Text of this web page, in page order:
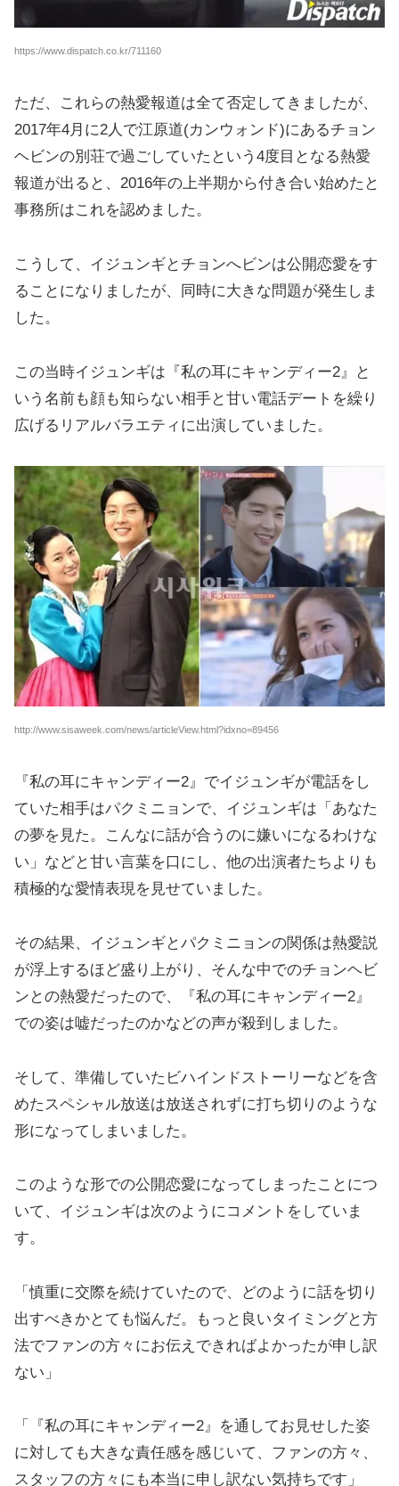
https://www.dispatch.co.kr/711160
ただ、これらの熱愛報道は全て否定してきましたが、
2017年4月に2人で江原道(カンウォンド)にあるチョン
ヘビンの別荘で過ごしていたという4度目となる熱愛
報道が出ると、2016年の上半期から付き合い始めたと
事務所はこれを認めました。
こうして、イジュンギとチョンへビンは公開恋愛をす
ることになりましたが、同時に大きな問題が発生しま
した。
この当時イジュンギは『私の耳にキャンディー2』と
いう名前も顔も知らない相手と甘い電話デートを繰り
広げるリアルバラエティに出演していました。
http://www.sisaweek.com/news/articleView.html?idxno=89456
『私の耳にキャンディー2』でイジュンギが電話をし
ていた相手はパクミニョンで、イジュンギは「あなた
の夢を見た。こんなに話が合うのに嫌いになるわけな
い」などと甘い言葉を口にし、他の出演者たちよりも
積極的な愛情表現を見せていました。
その結果、イジュンギとパクミニョンの関係は熱愛説
が浮上するほど盛り上がり、そんな中でのチョンヘビ
ンとの熱愛だったので、『私の耳にキャンディー2』
での姿は嘘だったのかなどの声が殺到しました。
そして、準備していたビハインドストーリーなどを含
めたスペシャル放送は放送されずに打ち切りのような
形になってしまいました。
このような形での公開恋愛になってしまったことにつ
いて、イジュンギは次のようにコメントをしていま
す。
「慎重に交際を続けていたので、どのように話を切り
出すべきかとても悩んだ。もっと良いタイミングと方
法でファンの方々にお伝えできればよかったが申し訳
ない」
「『私の耳にキャンディー2』を通してお見せした姿
に対しても大きな責任感を感じいて、ファンの方々、
スタッフの方々にも本当に申し訳ない気持ちです」